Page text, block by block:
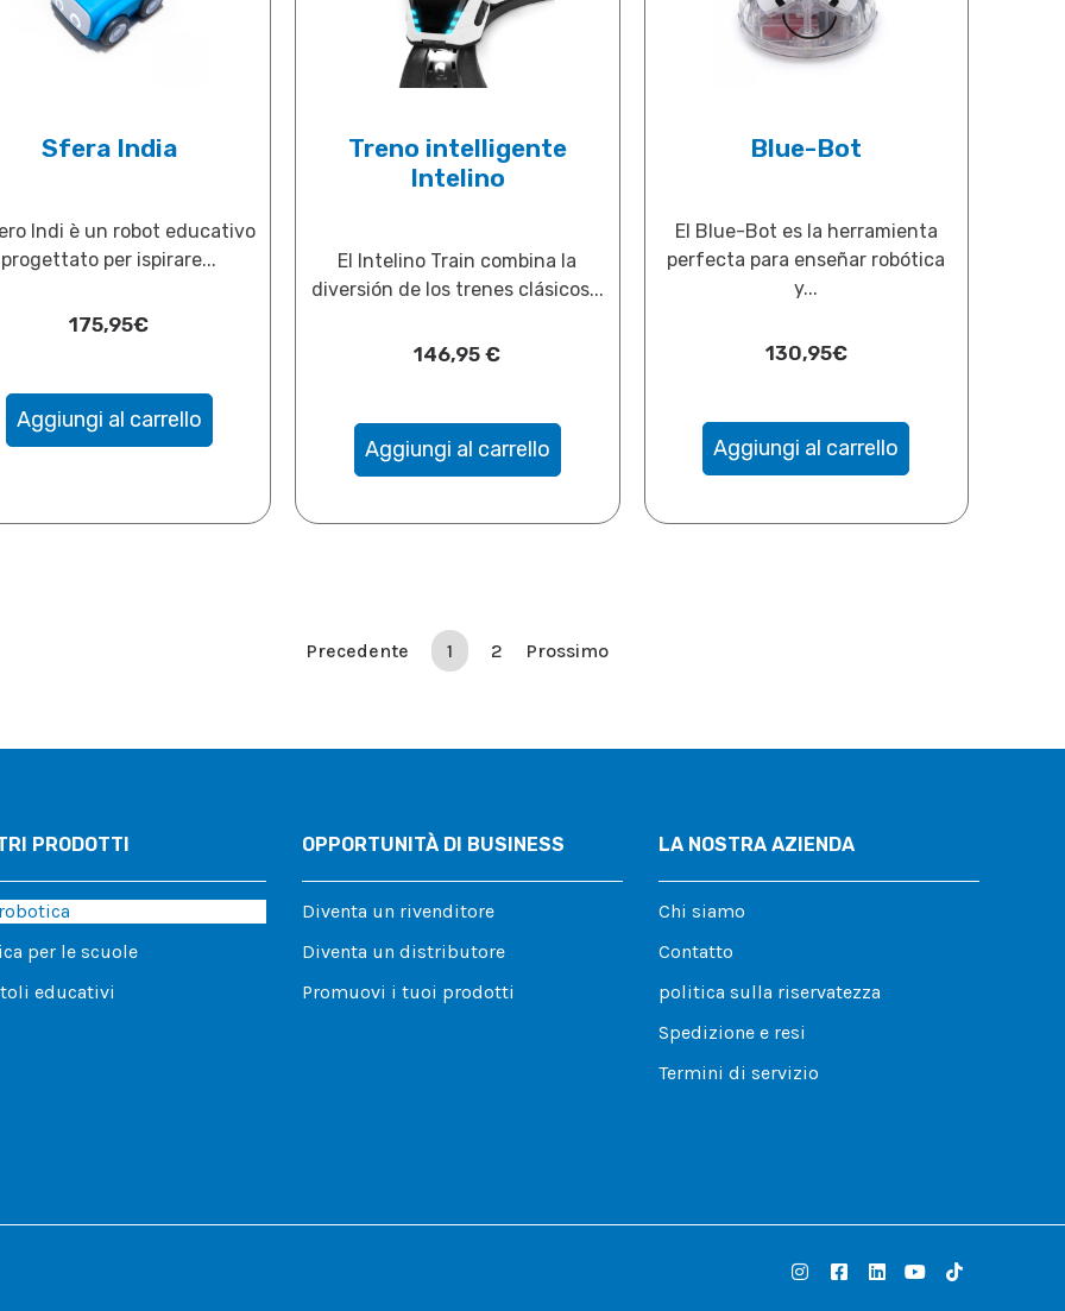
Sfera India
Indi è un robot educativo
progettato per ispirare...
175,95€
Aggiungi al carrello
Treno intelligente
Intelino
El Intelino Train combina la
diversión de los trenes clásicos...
146,95€
Aggiungi al carrello
Blue-Bot
El Blue-Bot es la herramienta
perfecta para enseñar robótica
y...
130,95€
Aggiungi al carrello
Precedente 1 2 Prossimo
PRODOTTI
per le scuole
educativi
OPPORTUNITÀ DI BUSINESS
Diventa un rivenditore
Diventa un distributore
Promuovi i tuoi prodotti
LA NOSTRA AZIENDA
Chi siamo
Contatto
politica sulla riservatezza
Spedizione e resi
Termini di servizio